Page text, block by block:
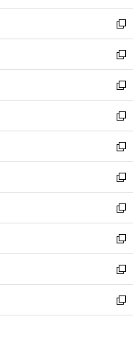
開
く
ウ
で
開
く
ン
ド
ウ
で
開
く
ウ
ィ
ン
ド
ウ
で
開
く
新
し
い
ウ
ィ
ン
ド
ウ
で
開
く
新
し
い
ウ
ィ
ン
ド
ウ
で
開
く
新
し
い
ウ
ィ
ン
ド
ウ
で
開
く
新
し
い
ウ
ィ
ン
ド
ウ
で
開
く
新
し
い
ウ
ィ
ン
ド
ウ
で
開
く
新
し
い
ウ
ィ
ン
ド
ウ
で
開
新
し
い
ウ
ィ
ン
ド
ウ
新
し
い
ウ
ィ
ン
新
し
い
ウ
新
し